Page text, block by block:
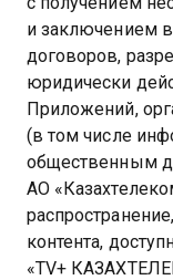
и заключением
договоров,
юридически
Приложений,
(в том числе
общественным
АО
контента,
«TV+